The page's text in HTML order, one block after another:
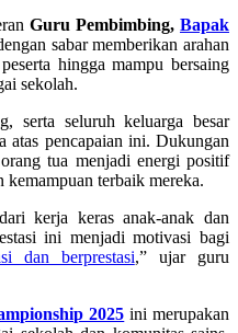
Guru Pembimbing, Bapak
sabar memberikan arahan
hingga mampu bersaing
sekolah.
serta seluruh keluarga besar
atas pencapaian ini. Dukungan
tua menjadi energi positif
terbaik mereka.
kerja keras anak-anak dan
ini menjadi motivasi bagi
dan berprestasi,” ujar guru
2025 ini merupakan